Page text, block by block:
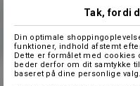
Tak, fordi
Din optimale
funktioner, indhold afstemt
Dette er formålet med cookies
beder derfor om dit samtykke
baseret på dine personlige valg.